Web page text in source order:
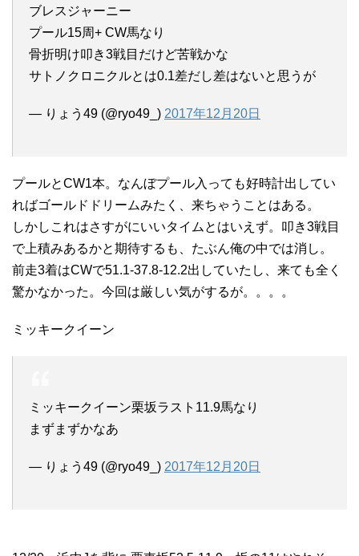
ブレスジャーニー
プール15周+ CW馬なり
骨折明け叩き3戦目だけど苦戦かな
サトノクロニクルとは0.1差だし差はないと思うが
— りょう49 (@ryo49_) 2017年12月20日
プールとCW1本。なんぼプール入っても好時計出してい
ればゴールドドリームみたく、来ちゃうことはある。
しかしこれはさすがにいいタイムとはいえず。叩き3戦目
で上積みあるかと期待するも、たぶん俺の中では消し。
前走3着はCWで51.1-37.8-12.2出していたし、来ても全く
驚かなかった。今回は厳しい気がするが。。。。
ミッキークイーン
ミッキークイーン栗坂ラスト11.9馬なり
まずまずかなあ
— りょう49 (@ryo49_) 2017年12月20日